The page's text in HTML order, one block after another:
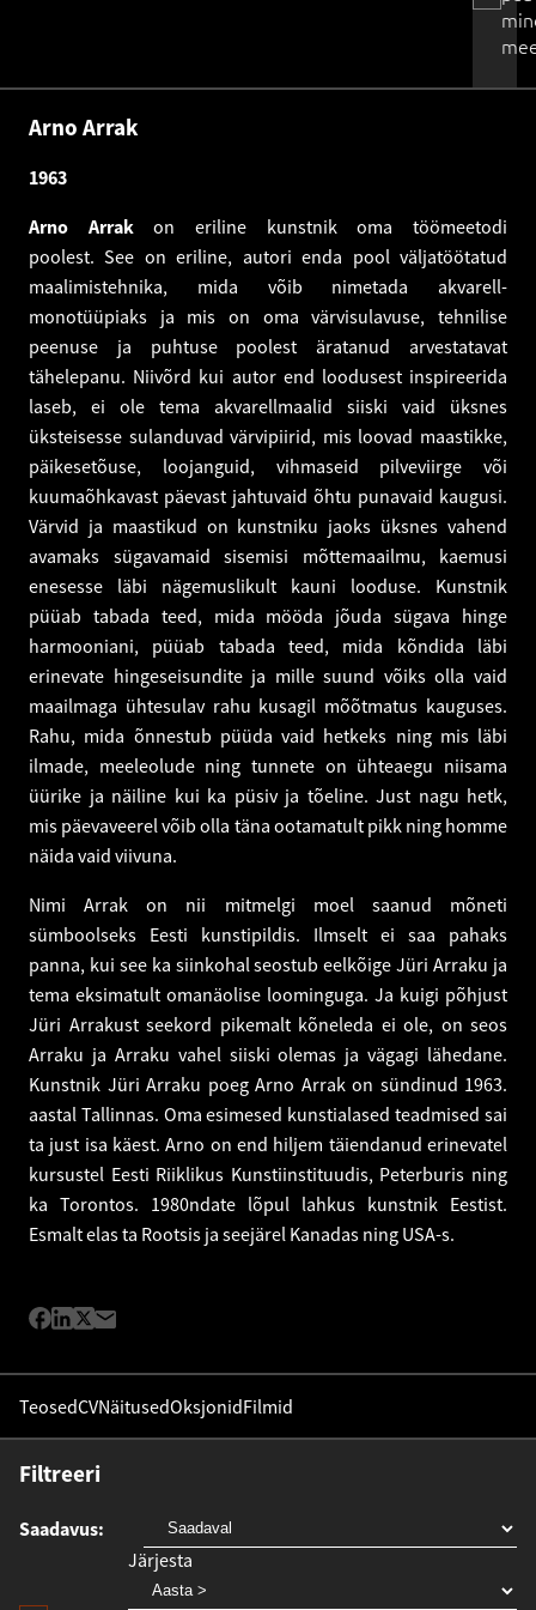
Arno Arrak
1963
Arno Arrakon eriline kunstnik oma töömeetodi
poolest. See on eriline, autori enda pool väljatöötatud
maalimistehnika, mida võib nimetada akvarell-
monotüüpiaks ja mis on oma värvisulavuse, tehnilise
peenuse ja puhtuse poolest äratanud arvestatavat
tähelepanu. Niivõrd kui autor end loodusest inspireerida
laseb, ei ole tema akvarellmaalid siiski vaid üksnes
üksteisesse sulanduvad värvipiirid, mis loovad maastikke,
päikesetõuse, loojanguid, vihmaseid pilveviirge või
kuumaõhkavast päevast jahtuvaid õhtu punavaid kaugusi.
Värvid ja maastikud on kunstniku jaoks üksnes vahend
avamaks sügavamaid sisemisi mõttemaailmu, kaemusi
enesesse läbi nägemuslikult kauni looduse. Kunstnik
püüab tabada teed, mida mööda jõuda sügava hinge
harmooniani, püüab tabada teed, mida kõndida läbi
erinevate hingeseisundite ja mille suund võiks olla vaid
maailmaga ühtesulav rahu kusagil mõõtmatus kauguses.
Rahu, mida õnnestub püüda vaid hetkeks ning mis läbi
ilmade, meeleolude ning tunnete on ühteaegu niisama
üürike ja näiline kui ka püsiv ja tõeline. Just nagu hetk,
mis päevaveerel võib olla täna ootamatult pikk ning homme
näida vaid viivuna.
Nimi Arrak on nii mitmelgi moel saanud mõneti
sümboolseks Eesti kunstipildis. Ilmselt ei saa pahaks
panna, kui see ka siinkohal seostub eelkõige Jüri Arraku ja
tema eksimatult omanäolise loominguga. Ja kuigi põhjust
Jüri Arrakust seekord pikemalt kõneleda ei ole, on seos
Arraku ja Arraku vahel siiski olemas ja vägagi lähedane.
Kunstnik Jüri Arraku poeg Arno Arrak on sündinud 1963.
aastal Tallinnas. Oma esimesed kunstialased teadmised sai
ta just isa käest. Arno on end hiljem täiendanud erinevatel
kursustel Eesti Riiklikus Kunstiinstituudis, Peterburis ning
ka Torontos. 1980ndate lõpul lahkus kunstnik Eestist.
Esmalt elas ta Rootsis ja seejärel Kanadas ning USA-s.
TeosedCVNäitusedOksjonidFilmid
Filtreeri
Saadavus
Järjesta